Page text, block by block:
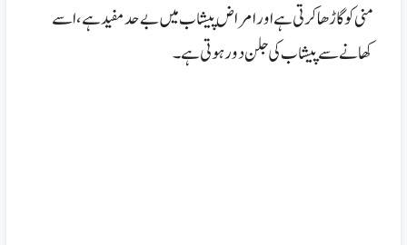
منی کو گاڑھا کرتی ہے اور امراض پیشاب میں بے حد مفید ہے، اسے
کھانے سے پیشاب کی جلن دور ہوتی ہے۔